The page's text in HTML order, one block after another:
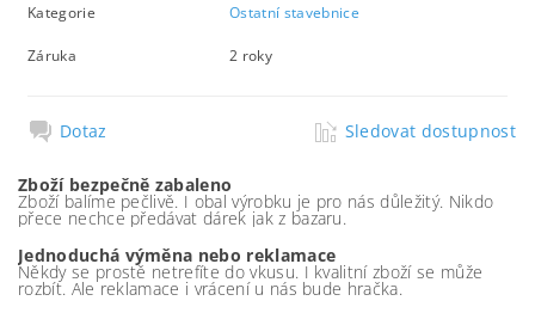
Kategorie Ostatní stavebnice
Záruka 2 roky
Dotaz Sledovat dostupnost
Zboží bezpečně zabaleno
Zboží balíme pečlivě. I obal výrobku je pro nás důležitý. Nikdo
přece nechce předávat dárek jak z bazaru.
Jednoduchá výměna nebo reklamace
Někdy se prostě netrefíte do vkusu. I kvalitní zboží se může
rozbít. Ale reklamace i vrácení u nás bude hračka.